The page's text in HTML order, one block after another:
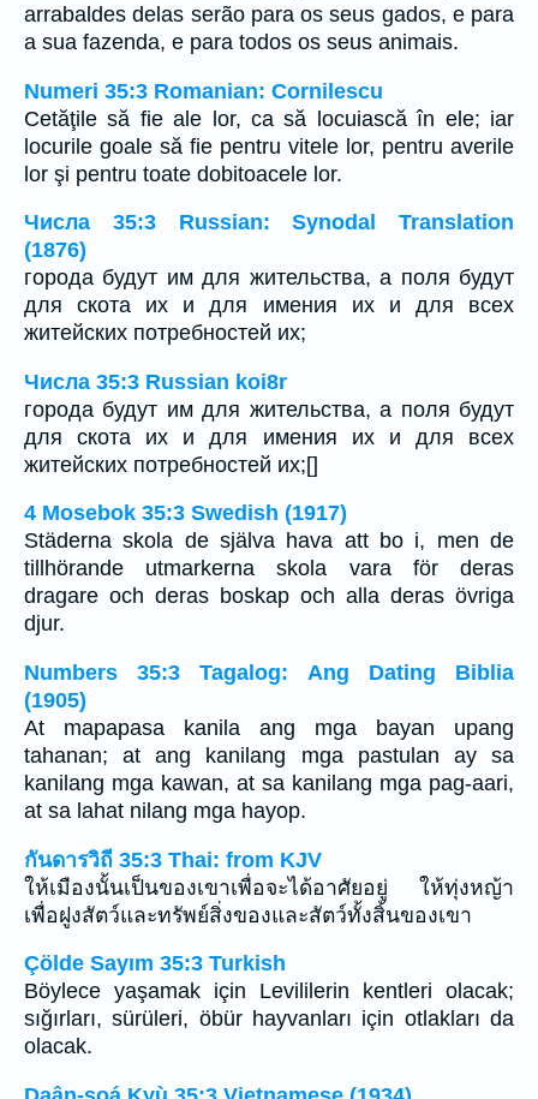
arrabaldes delas serão para os seus gados, e para
a sua fazenda, e para todos os seus animais.
Numeri 35:3 Romanian: Cornilescu
Cetăţile să fie ale lor, ca să locuiască în ele; iar
locurile goale să fie pentru vitele lor, pentru averile
lor şi pentru toate dobitoacele lor.
Числа 35:3 Russian: Synodal Translation
(1876)
города будут им для жительства, а поля будут
для скота их и для имения их и для всех
житейских потребностей их;
Числа 35:3 Russian koi8r
города будут им для жительства, а поля будут
для скота их и для имения их и для всех
житейских потребностей их;[]
4 Mosebok 35:3 Swedish (1917)
Städerna skola de själva hava att bo i, men de
tillhörande utmarkerna skola vara för deras
dragare och deras boskap och alla deras övriga
djur.
Numbers 35:3 Tagalog: Ang Dating Biblia
(1905)
At mapapasa kanila ang mga bayan upang
tahanan; at ang kanilang mga pastulan ay sa
kanilang mga kawan, at sa kanilang mga pag-aari,
at sa lahat nilang mga hayop.
กันดารวิถี 35:3 Thai: from KJV
ให้เมืองนั้นเป็นของเขาเพื่อจะได้อาศัยอยู่ ให้ทุ่งหญ้า
เพื่อฝูงสัตว์และทรัพย์สิ่งของและสัตว์ทั้งสิ้นของเขา
Çölde Sayım 35:3 Turkish
Böylece yaşamak için Levililerin kentleri olacak;
sığırları, sürüleri, öbür hayvanları için otlakları da
olacak.